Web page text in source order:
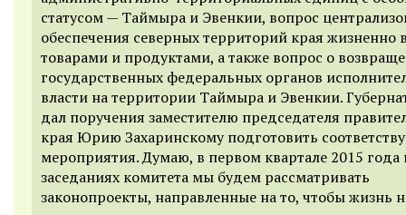
статусом — Таймыра и Эвенкии, вопрос
обеспечения северных территорий края
товарами и продуктами, а также вопрос о
государственных федеральных органов
власти на территории Таймыра и Эвенкии.
дал поручения заместителю председателя
края Юрию Захаринскому подготовить
мероприятия. Думаю, в первом квартале 2015 года
заседаниях комитета мы будем рассматривать
законопроекты, направленные на то, чтобы жизнь